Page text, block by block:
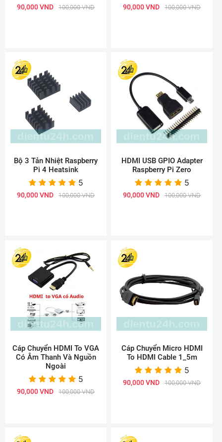
90,000 VND 100,000 VND 90,000 VND 100,000 VND
Bộ 3 Tản Nhiệt Raspberry
Pi 4 Heatsink
5
90,000 VND 100,000 VND
HDMI USB GPIO Adapter
Raspberry Pi Zero
5
90,000 VND 100,000 VND
Cáp Chuyển HDMI To VGA
Có Âm Thanh Và Nguồn
Ngoài
5
90,000 VND 100,000 VND
Cáp Chuyển Micro HDMI
To HDMI Cable 1_5m
5
90,000 VND 100,000 VND